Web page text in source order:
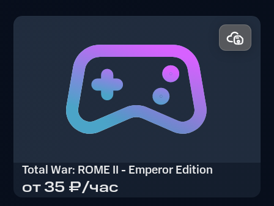
Total War: ROME II - Emperor Edition
от 35 ₽/час